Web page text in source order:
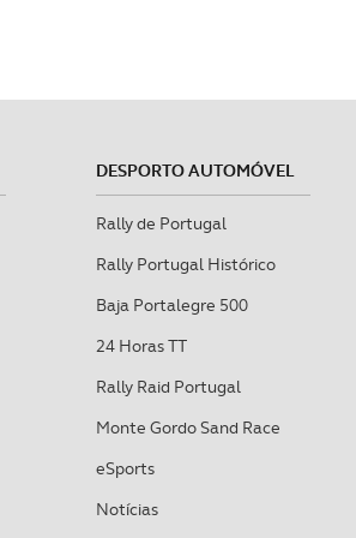
DESPORTO AUTOMÓVEL
Rally de Portugal
Rally Portugal Histórico
Baja Portalegre 500
24 Horas TT
Rally Raid Portugal
Monte Gordo Sand Race
eSports
Notícias